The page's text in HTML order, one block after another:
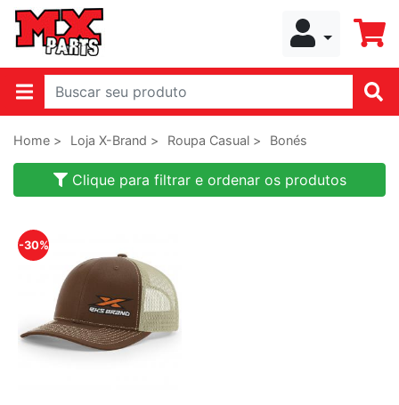
Home > Loja X-Brand > Roupa Casual > Bonés
Clique para filtrar e ordenar os produtos
-30%